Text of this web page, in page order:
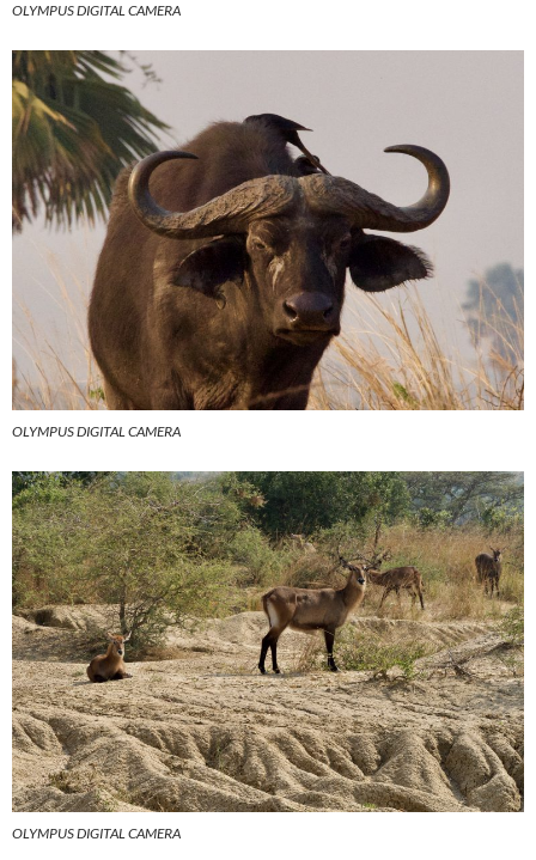
OLYMPUS DIGITAL CAMERA
OLYMPUS DIGITAL CAMERA
OLYMPUS DIGITAL CAMERA